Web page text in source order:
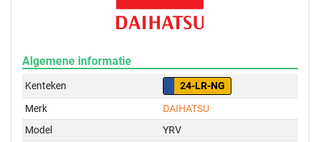
Algemene informatie
Kenteken
24-LR-NG
Merk
DAIHATSU
Model
YRV